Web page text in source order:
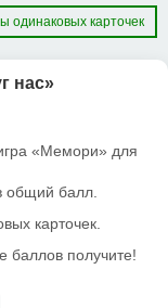
одинаковых карточек
нас»
«Мемори» для
общий балл.
карточек.
баллов получите!